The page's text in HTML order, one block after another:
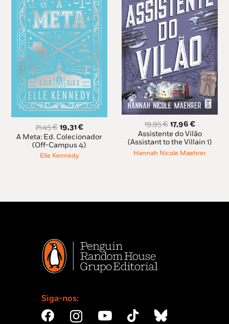
21,45€ O
preço
original
era:
19,31€O
preço
atual
A Meta: Ed. Colecionador
(Off-Campus 4)
Elle Kennedy
19,95€ O
preço
original
era:
17,96 €O
preço
atual
é:
Assistente do Vilão
(Assistant to the Villain 1)
Hannah Nicole Maehrer
Siga-nos: